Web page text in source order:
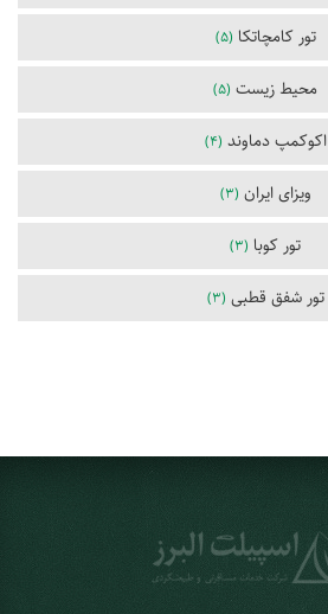
تور کامچاتکا (5)
محیط زیست (5)
اکوکمپ دماوند (4)
ویزای ایران (3)
تور کوبا (3)
تور شفق قطبی (3)